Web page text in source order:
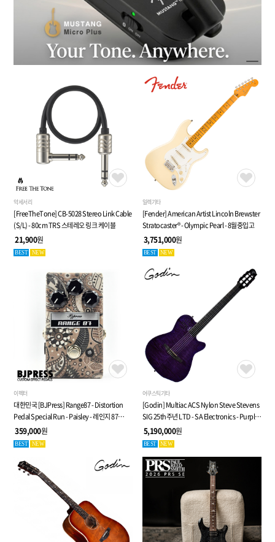
악세서리
[FreeTheTone] CB-5028 Stereo Link Cable
(S/L) - 80cm TRS 스테레오 링크 케이블
21,900원
BEST NEW
일렉기타
[Fender] American Artist Lincoln Brewster
Stratocaster® - Olympic Pearl - 8월중입고
3,751,000원
BEST NEW
이펙터
대한민국 [BJPress] Range87 - Distortion
Pedal Special Run - Paisley - 레인지 87
디스토션 페달
359,000원
BEST NEW
어쿠스틱기타
[Godin] Multiac ACS Nylon Steve Stevens
SIG 25th주년 LTD - SA Electronics - Purple -
전자 클래식 기타 (053940)
5,190,000원
BEST NEW